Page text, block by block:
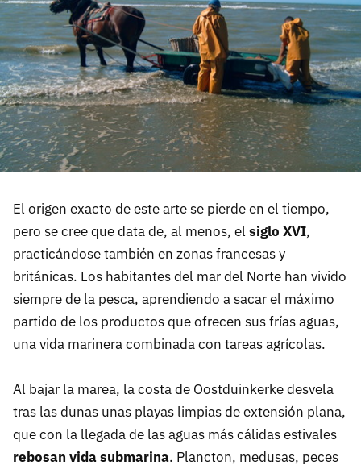
El origen exacto de este arte se pierde en el tiempo,
pero se cree que data de, al menos, el siglo XVI,
practicándose también en zonas francesas y
británicas. Los habitantes del mar del Norte han vivido
siempre de la pesca, aprendiendo a sacar el máximo
partido de los productos que ofrecen sus frías aguas,
una vida marinera combinada con tareas agrícolas.
Al bajar la marea, la costa de Oostduinkerke desvela
tras las dunas unas playas limpias de extensión plana,
que con la llegada de las aguas más cálidas estivales
rebosan vida submarina. Plancton, medusas, peces